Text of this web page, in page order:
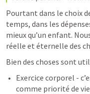
Pourtant dans le choix
temps, dans les
mieux qu’un enfant.
réelle et éternelle des
Bien des choses sont
Exercice corporel -
comme priorité de